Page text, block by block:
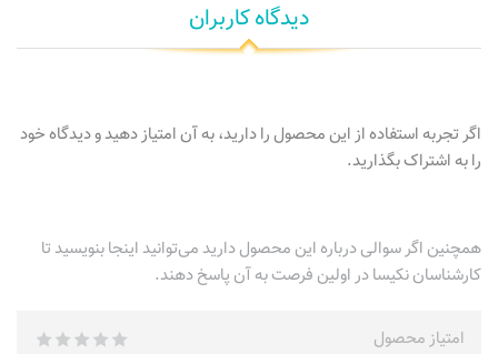
دیدگاه کاربران
اگر تجربه استفاده از این محصول را دارید، به آن امتیاز دهید و دیدگاه خود
را به اشتراک بگذارید.
همچنین اگر سوالی درباره این محصول دارید می‌توانید اینجا بنویسید تا
کارشناسان نکیسا در اولین فرصت به آن پاسخ دهند.
امتیاز محصول